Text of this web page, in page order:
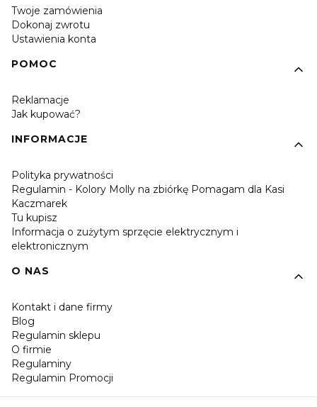
Twoje zamówienia
Dokonaj zwrotu
Ustawienia konta
POMOC
Reklamacje
Jak kupować?
INFORMACJE
Polityka prywatności
Regulamin - Kolory Molly na zbiórkę Pomagam dla Kasi
Kaczmarek
Tu kupisz
Informacja o zużytym sprzęcie elektrycznym i
elektronicznym
O NAS
Kontakt i dane firmy
Blog
Regulamin sklepu
O firmie
Regulaminy
Regulamin Promocji